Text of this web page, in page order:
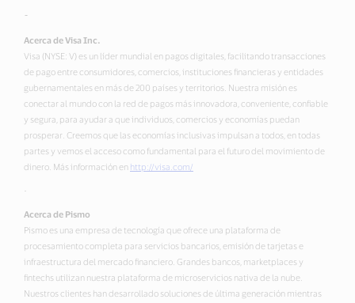
-
Acerca de Visa Inc.
Visa (NYSE: V) es un líder mundial en pagos digitales, facilitando transacciones
de pago entre consumidores, comercios, instituciones financieras y entidades
gubernamentales en más de 200 países y territorios. Nuestra misión es
conectar al mundo con la red de pagos más innovadora, conveniente, confiable
y segura, para ayudar a que individuos, comercios y economías puedan
prosperar. Creemos que las economías inclusivas impulsan a todos, en todas
partes y vemos el acceso como fundamental para el futuro del movimiento de
dinero. Más información en http://visa.com/
-
Acerca de Pismo
Pismo es una empresa de tecnología que ofrece una plataforma de
procesamiento completa para servicios bancarios, emisión de tarjetas e
infraestructura del mercado financiero. Grandes bancos, marketplaces y
fintechs utilizan nuestra plataforma de microservicios nativa de la nube.
Nuestros clientes han desarrollado soluciones de última generación mientras